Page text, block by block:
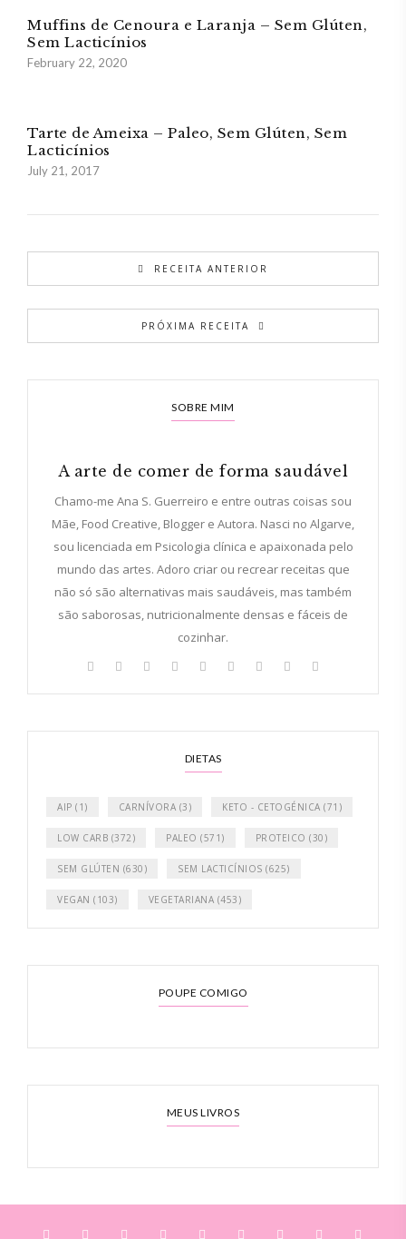
Muffins de Cenoura e Laranja – Sem Glúten,
Sem Lacticínios
February 22, 2020
Tarte de Ameixa – Paleo, Sem Glúten, Sem
Lacticínios
July 21, 2017
RECEITA ANTERIOR
PRÓXIMA RECEITA
SOBRE MIM
A arte de comer de forma saudável
Chamo-me Ana S. Guerreiro e entre outras coisas sou
Mãe, Food Creative, Blogger e Autora. Nasci no Algarve,
sou licenciada em Psicologia clínica e apaixonada pelo
mundo das artes. Adoro criar ou recrear receitas que
não só são alternativas mais saudáveis, mas também
são saborosas, nutricionalmente densas e fáceis de
cozinhar.
DIETAS
AIP (1) CARNÍVORA (3) KETO - CETOGÉNICA (71)
LOW CARB (372) PALEO (571) PROTEICO (30)
SEM GLÚTEN (630) SEM LACTICÍNIOS (625)
VEGAN (103) VEGETARIANA (453)
POUPE COMIGO
MEUS LIVROS